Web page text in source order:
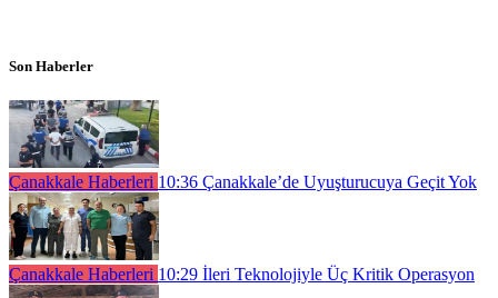
Son Haberler
Çanakkale Haberleri 10:36 Çanakkale’de Uyuşturucuya Geçit Yok
Çanakkale Haberleri 10:29 İleri Teknolojiyle Üç Kritik Operasyon